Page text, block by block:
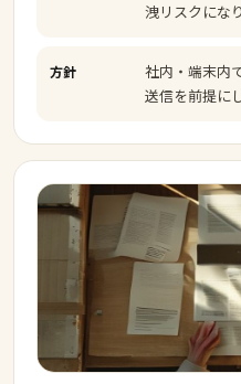
洩リスクにな
方針
社内・端末内
送信を前提に